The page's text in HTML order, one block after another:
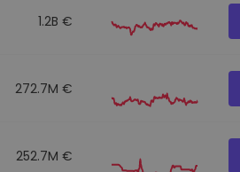
1.2B €
272.7M €
252.7M €